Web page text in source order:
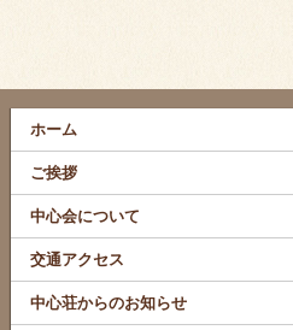
ホーム
ご挨拶
中心会について
交通アクセス
中心荘からのお知らせ